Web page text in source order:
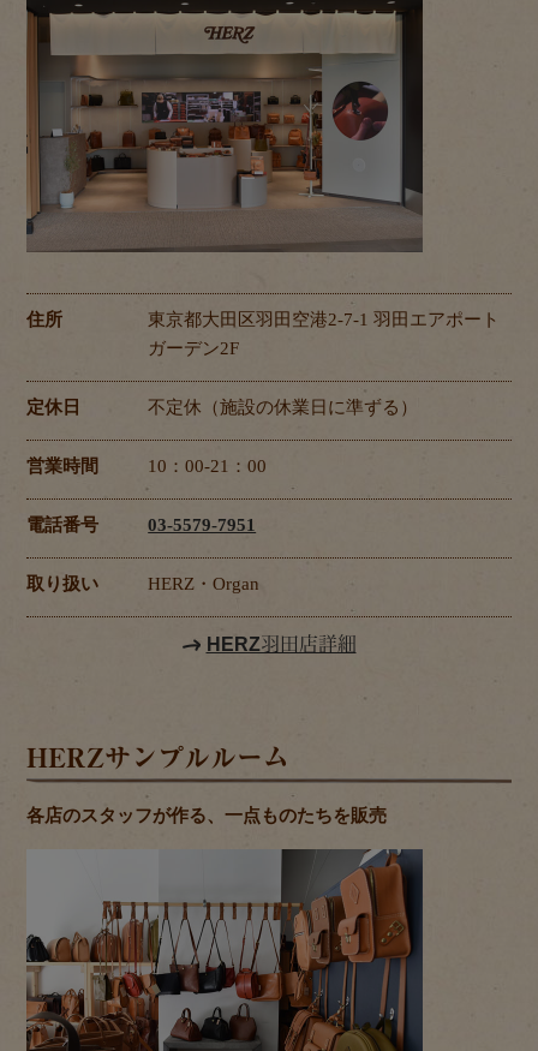
住所
東京都大田区羽田空港2-7-1 羽田エアポート
ガーデン2F
定休日 不定休（施設の休業日に準ずる）
営業時間 10：00-21：00
電話番号 03-5579-7951
取り扱い HERZ・Organ
HERZ羽田店詳細
HERZサンプルルーム
各店のスタッフが作る、一点ものたちを販売